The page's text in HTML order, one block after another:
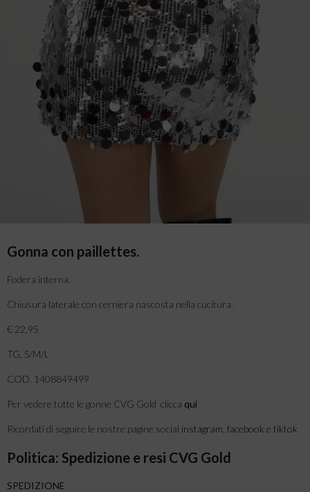
Gonna con paillettes.
Fodera interna.
Chiusura laterale con cerniera nascosta nella cucitura.
€ 22,95
TG. S/M/L
COD. 1408849499
Per vedere tutte le gonne CVG Gold clicca qui
Ricordati di seguire le nostre pagine social instagram facebook e tiktok
Politica: Spedizione e resi CVG Gold
SPEDIZIONE